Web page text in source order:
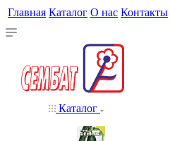
Главная Каталог О нас Контакты
Каталог